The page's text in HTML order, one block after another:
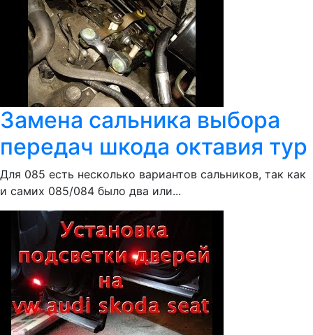
Замена сальника выбора
передач шкода октавия тур
Для 085 есть несколько вариантов сальников, так как
и самих 085/084 было два или...